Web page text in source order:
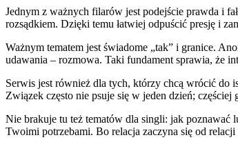
Jednym z ważnych filarów jest podejście prawda i
rozsądkiem. Dzięki temu łatwiej odpuścić presję i
Ważnym tematem jest świadome „tak” i granice.
udawania – rozmowa. Taki fundament sprawia, że
Serwis jest również dla tych, którzy chcą wrócić do
Związek często nie psuje się w jeden dzień;
Nie brakuje tu też tematów dla singli: jak poznawać
Twoimi potrzebami. Bo relacja zaczyna się od relacji